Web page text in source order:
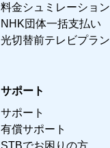
料金シュミレーション
NHK団体一括支払い
光切替前テレビプラン
サポート
サポート
有償サポート
STBでお困りの方